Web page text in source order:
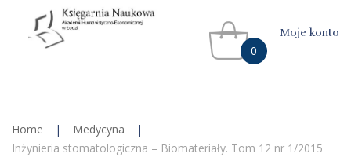
0
Moje konto
Home | Medycyna
|
Inżynieria stomatologiczna – Biomateriały. Tom 12 nr 1/2015